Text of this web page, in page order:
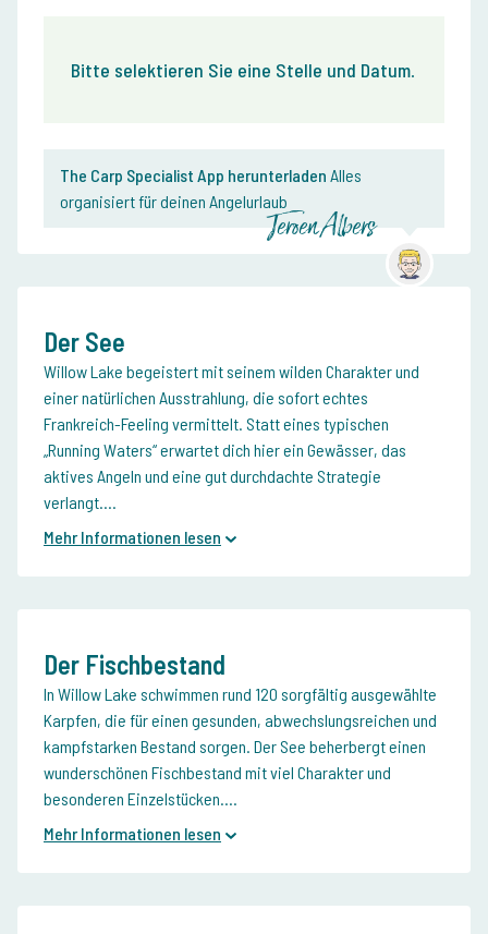
Bitte selektieren Sie eine Stelle und Datum.
The Carp Specialist App herunterladen Alles
organisiert für deinen Angelurlaub
Jeroen Albers
Der See
Willow Lake begeistert mit seinem wilden Charakter und
einer natürlichen Ausstrahlung, die sofort echtes
Frankreich-Feeling vermittelt. Statt eines typischen
„Running Waters“ erwartet dich hier ein Gewässer, das
aktives Angeln und eine gut durchdachte Strategie
verlangt....
Mehr Informationen lesen
Der Fischbestand
In Willow Lake schwimmen rund 120 sorgfältig ausgewählte
Karpfen, die für einen gesunden, abwechslungsreichen und
kampfstarken Bestand sorgen. Der See beherbergt einen
wunderschönen Fischbestand mit viel Charakter und
besonderen Einzelstücken....
Mehr Informationen lesen